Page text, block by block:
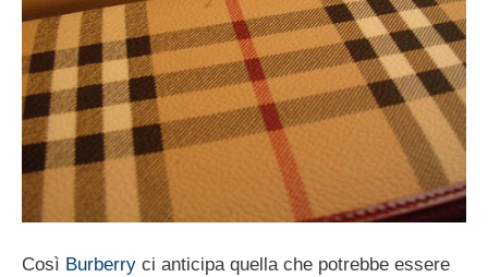
Così Burberry ci anticipa quella che potrebbe essere